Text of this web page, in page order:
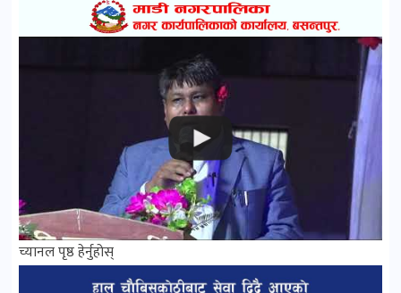
च्यानल पृष्ठ हेर्नुहोस्